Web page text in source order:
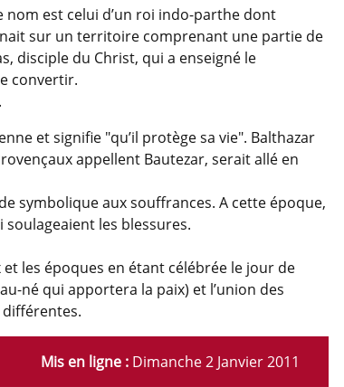
nom est celui d’un roi indo-parthe dont
sur un territoire comprenant une partie de
disciple du Christ, qui a enseigné le
convertir.
et signifie "qu’il protège sa vie". Balthazar
appellent Bautezar, serait allé en
symbolique aux souffrances. A cette époque,
les blessures.
et les époques en étant célébrée le jour de
né qui apportera la paix) et l’union des
Mis en ligne : Dimanche 2 Janvier 2011